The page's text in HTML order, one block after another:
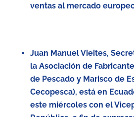
ventas al mercado
Juan Manuel Vieites,
la Asociación de
de Pescado y Marisco de
Cecopesca), está en
este miércoles con el